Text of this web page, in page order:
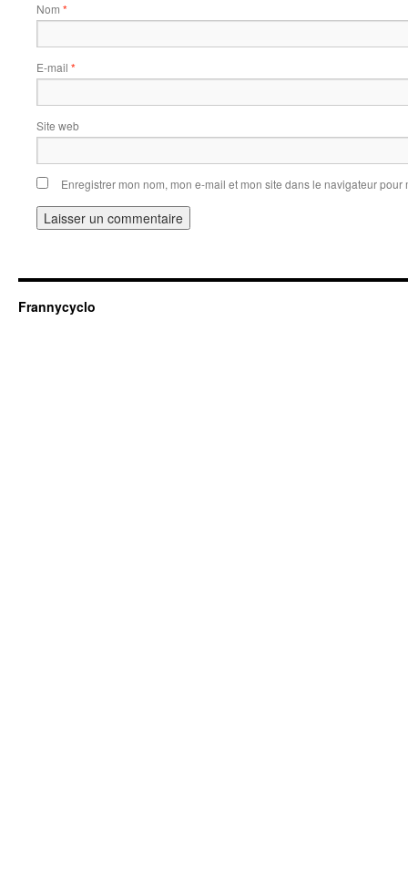
Nom *
E-mail *
Site web
Enregistrer mon nom, mon e-mail et mon site dans le navigateur
Frannycyclo